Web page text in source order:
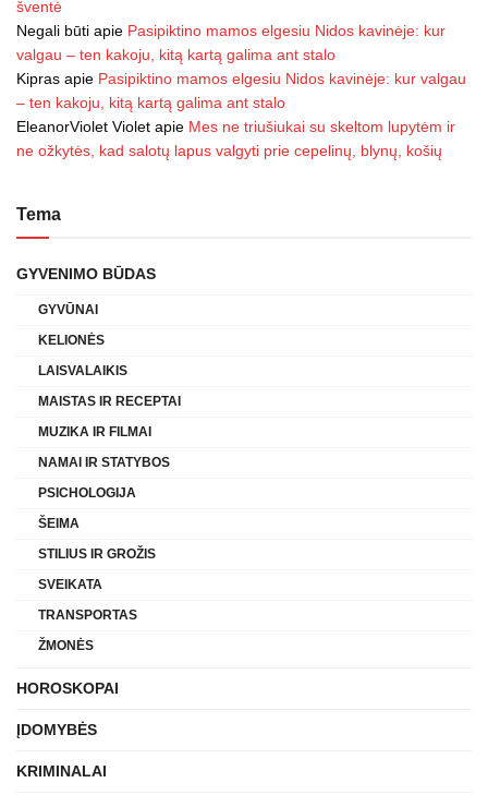
šventė
Negali būti apie Pasipiktino mamos elgesiu Nidos kavinėje: kur
valgau – ten kakoju, kitą kartą galima ant stalo
Kipras apie Pasipiktino mamos elgesiu Nidos kavinėje: kur valgau
– ten kakoju, kitą kartą galima ant stalo
EleanorViolet Violet apie Mes ne triušiukai su skeltom lupytėm ir
ne ožkytės, kad salotų lapus valgyti prie cepelinų, blynų, košių
Tema
GYVENIMO BŪDAS
GYVŪNAI
KELIONĖS
LAISVALAIKIS
MAISTAS IR RECEPTAI
MUZIKA IR FILMAI
NAMAI IR STATYBOS
PSICHOLOGIJA
ŠEIMA
STILIUS IR GROŽIS
SVEIKATA
TRANSPORTAS
ŽMONĖS
HOROSKOPAI
ĮDOMYBĖS
KRIMINALAI